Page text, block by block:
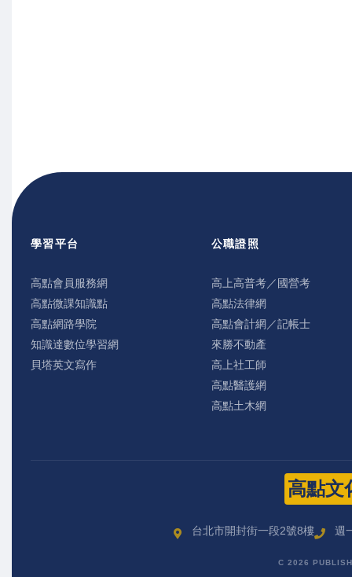
學習平台
高點會員服務網
高點微課知識點
高點網路學院
知識達數位學習網
貝塔英文寫作
公職證照
高上高普考／國營考
高點法律網
高點會計網／記帳士
來勝不動產
高上社工師
高點醫護網
高點土木網
高點文
台北市開封街一段2號8樓 週
C 2026